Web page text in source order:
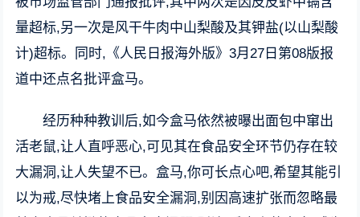
量超标,另一次是风干牛肉中山梨酸及其钾盐(以山梨酸
计)超标。同时,《人民日报海外版》3月27日第08版报
道中还点名批评盒马。
经历种种教训后,如今盒马依然被曝出面包中窜出
活老鼠,让人直呼恶心,可见其在食品安全环节仍存在较
大漏洞,让人失望不已。盒马,你可长点心吧,希望其能引
以为戒,尽快堵上食品安全漏洞,别因高速扩张而忽略最